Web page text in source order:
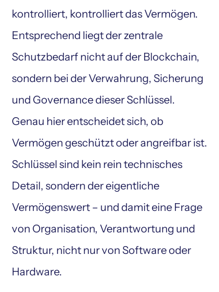
kontrolliert, kontrolliert das Vermögen.
Entsprechend liegt der zentrale
Schutzbedarf nicht auf der Blockchain,
sondern bei der Verwahrung, Sicherung
und Governance dieser Schlüssel.
Genau hier entscheidet sich, ob
Vermögen geschützt oder angreifbar ist.
Schlüssel sind kein rein technisches
Detail, sondern der eigentliche
Vermögenswert – und damit eine Frage
von Organisation, Verantwortung und
Struktur, nicht nur von Software oder
Hardware.